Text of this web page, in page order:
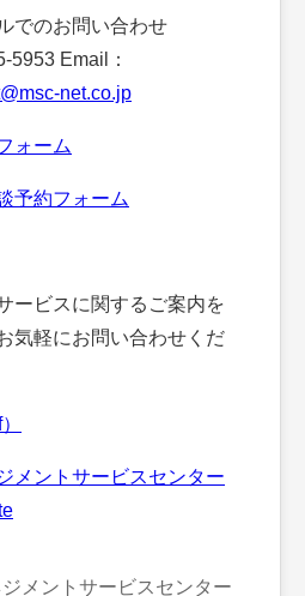
でのお問い合わせ
5953 Email：
net.co.jp
ォーム
予約フォーム
ービスに関するご案内を
気軽にお問い合わせくだ
メントサービスセンター
メントサービスセンター